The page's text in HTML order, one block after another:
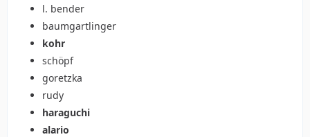
l. bender
baumgartlinger
kohr
schöpf
goretzka
rudy
haraguchi
alario